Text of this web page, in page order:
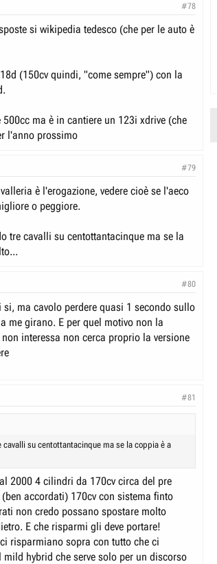
#78
si wikipedia tedesco (che per le auto è
(150cv quindi, "come sempre") con la
ma è in cantiere un 123i xdrive (che
l'anno prossimo
#79
è l'erogazione, vedere cioè se l'aeco
o peggiore.
tre cavalli su centottantacinque ma se la
#80
ma cavolo perdere quasi 1 secondo sullo
me girano. E per quel motivo non la
interessa non cerca proprio la versione
#81
su centottantacinque ma se la coppia è a
2000 4 cilindri da 170cv circa del pre
accordati) 170cv con sistema finto
non credo possano spostare molto
E che risparmi gli deve portare!
risparmiano sopra con tutto che ci
hybrid che serve solo per un discorso